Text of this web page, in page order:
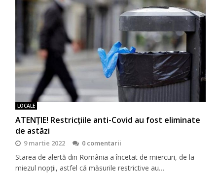
LOCALE
ATENȚIE! Restricțiile anti-Covid au fost eliminate
de astăzi
9 martie 2022 0 comentarii
Starea de alertă din România a încetat de miercuri, de la
miezul nopții, astfel că măsurile restrictive au…